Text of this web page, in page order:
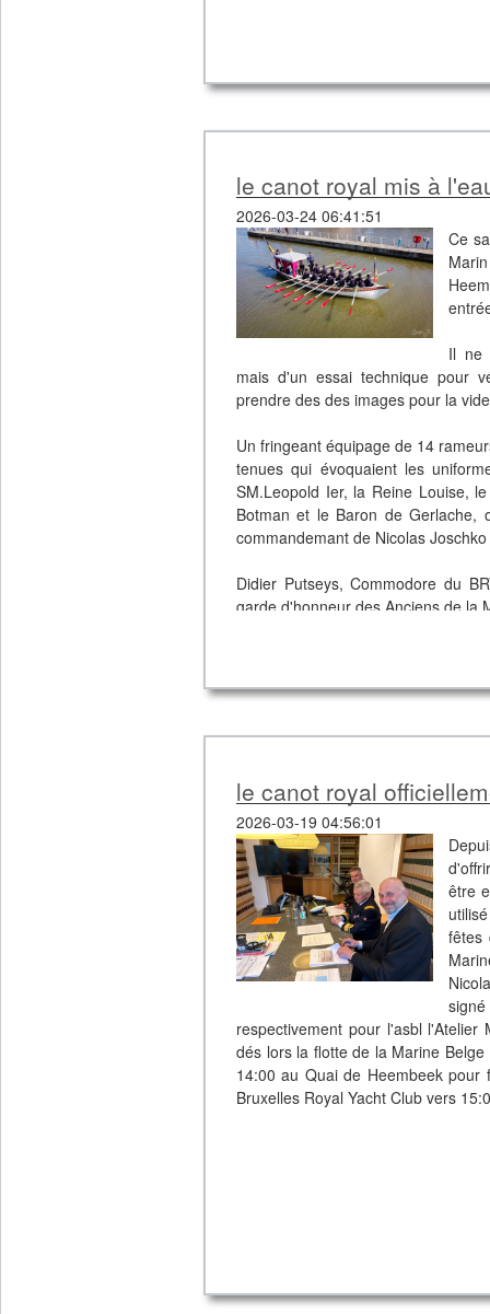
le canot royal mis à
2026-03-24 06:41:51
Ce
Il ne
mais d'un essai technique pour
prendre des des images pour la
Un fringeant équipage de 14
tenues qui évoquaient les
SM.Leopold Ier, la Reine Louise,
Botman et le Baron de
commandemant de Nicolas
Didier Putseys, Commodore du
garde d'honneur des Anciens de la
site de Tour et Taxis, où aura lieu
Pour voir la video de l'extraction
le canot royal
2026-03-19 04:56:01
être
fêtes
respectivement pour l'asbl
dés lors la flotte de la Marine
14:00 au Quai de Heembeek
Bruxelles Royal Yacht Club vers